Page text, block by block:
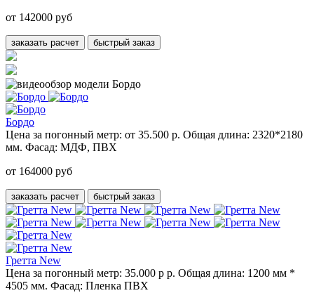
от 142000 руб
заказать расчет быстрый заказ
Бордо
Цена за погонный метр: от 35.500 р. Общая длина: 2320*2180
мм. Фасад: МДФ, ПВХ
от 164000 руб
заказать расчет быстрый заказ
Гретта New
Цена за погонный метр: 35.000 р р. Общая длина: 1200 мм *
4505 мм. Фасад: Пленка ПВХ